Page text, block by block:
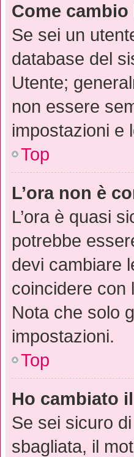
Come
Se sei un
database del
Utente;
non essere
impostazioni e
Top
L’ora non è
L’ora è quasi
potrebbe
devi cambiare
coincidere con
Nota che solo
impostazioni.
Top
Ho cambiato
Se sei sicuro
sbagliata, il